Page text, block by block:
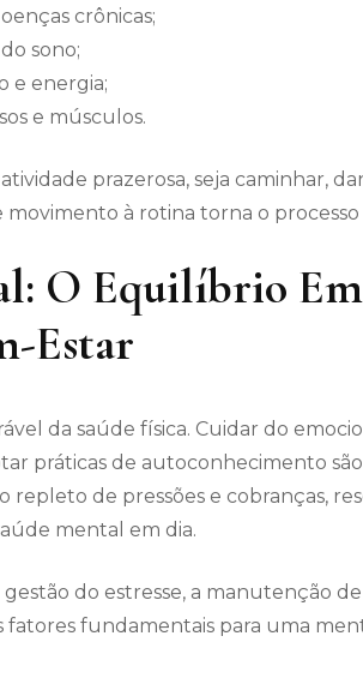
crônicas;
sono;
e energia;
e músculos.
prazerosa, seja caminhar,
movimento à rotina torna o
O Equilíbrio
Estar
da saúde física. Cuidar do
práticas de autoconhecimento
de pressões e cobranças,
mental em dia.
do estresse, a manutenção de
fatores fundamentais para uma